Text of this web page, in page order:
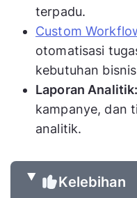
terpadu.
Custom
otomatisasi
kebutuhan
Laporan Analitik:
kampanye, dan
analitik.
Kelebihan